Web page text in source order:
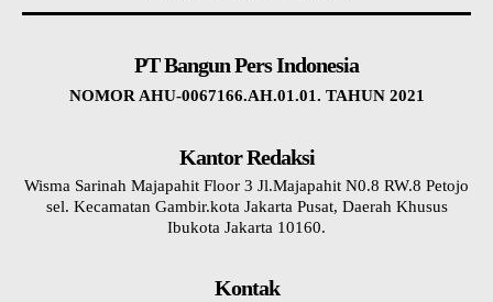
PT Bangun Pers Indonesia
NOMOR AHU-0067166.AH.01.01. TAHUN 2021
Kantor Redaksi
Wisma Sarinah Majapahit Floor 3 Jl.Majapahit N0.8 RW.8 Petojo
sel. Kecamatan Gambir.kota Jakarta Pusat, Daerah Khusus
Ibukota Jakarta 10160.
Kontak